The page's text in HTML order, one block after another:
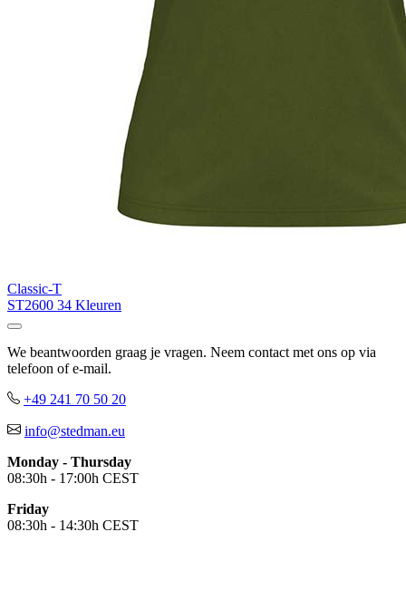
Classic-T
ST2600 34 Kleuren
We beantwoorden graag je vragen. Neem contact met ons op via
telefoon of e-mail.
+49 241 70 50 20
info@stedman.eu
Monday - Thursday
08:30h - 17:00h CEST
Friday
08:30h - 14:30h CEST